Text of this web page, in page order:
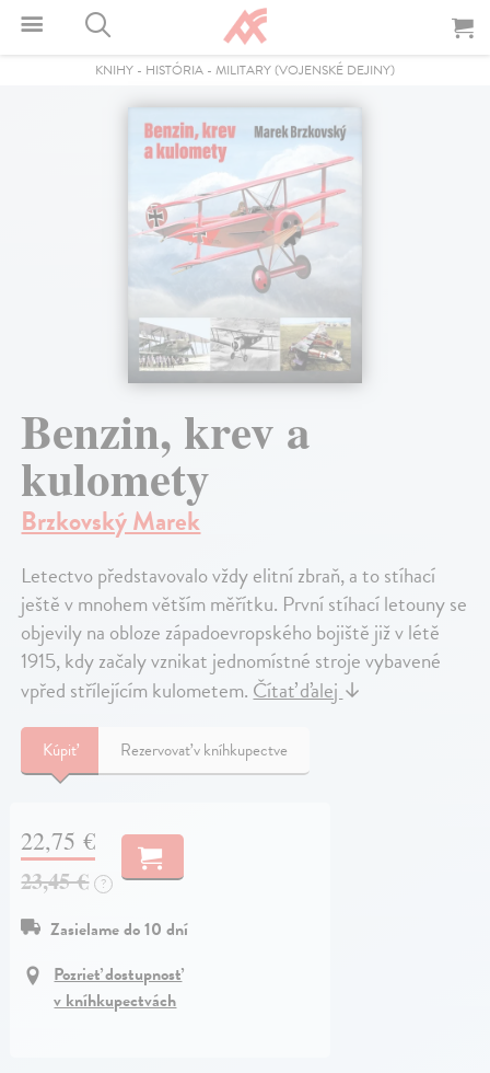
KNIHY - HISTÓRIA - MILITARY (VOJENSKÉ DEJINY)
Benzin, krev a
kulomety
Brzkovský Marek
Letectvo představovalo vždy elitní zbraň, a to stíhací
ještě v mnohem větším měřítku. První stíhací letouny se
objevily na obloze západoevropského bojiště již v létě
1915, kdy začaly vznikat jednomístné stroje vybavené
vpřed střílejícím kulometem.Čítať ďalej↓
Kúpiť Rezervovať v kníhkupectve
22,75 €
23,45 € ?
Zasielame do 10 dní
Pozrieť dostupnosť
v kníhkupectvách